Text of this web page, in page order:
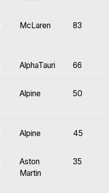
McLaren 83
AlphaTauri 66
Alpine 50
Alpine 45
Aston
Martin
35